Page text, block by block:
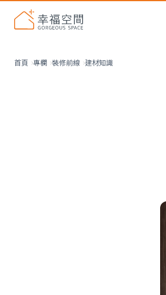
首頁 專欄 裝修前線 建材知識